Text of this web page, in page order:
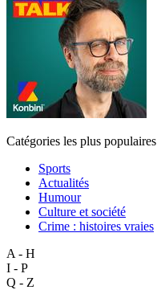
Catégories les plus populaires
Sports
Actualités
Humour
Culture et société
Crime : histoires vraies
A - H
I - P
Q - Z